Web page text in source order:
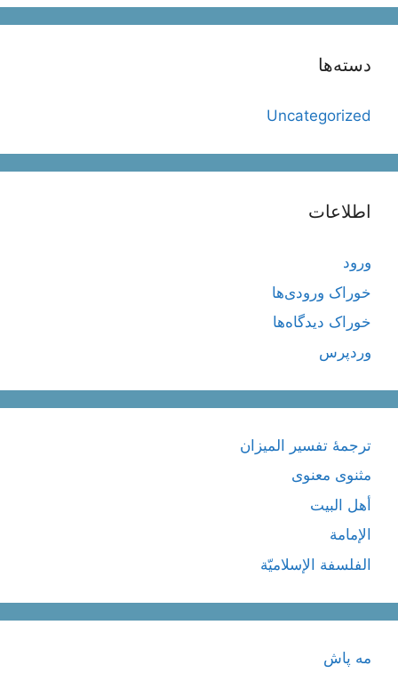
دسته‌ها
Uncategorized
اطلاعات
ورود
خوراک ورودی‌ها
خوراک دیدگاه‌ها
وردپرس
ترجمۀ تفسیر المیزان
مثنوی معنوی
أهل البيت
الإمامة
الفلسفة الإسلاميّة
مه پاش